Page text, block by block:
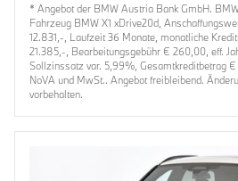
* Angebot der BMW Austria Bank GmbH.
Fahrzeug BMW X1 xDrive20d,
12.831,-, Laufzeit 36 Monate, monatliche
21.385,-, Bearbeitungsgebühr € 260,00, eff.
Sollzinssatz var. 5,99%, Gesamtkreditbetrag
NoVA und MwSt.. Angebot freibleibend.
vorbehalten.